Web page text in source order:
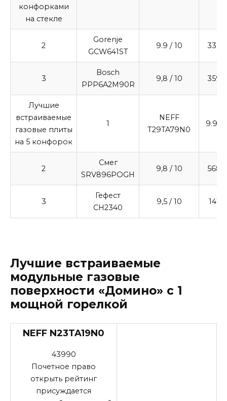
конфорками
на стекле
2
Gorenje
GCW641ST
9.9 / 10
3
Bosch
PPP6A2M90R
9,8 / 10
Лучшие
встраиваемые
газовые плиты
на 5 конфорок
1
NEFF
T29TA79N0
9.9
2
Смег
SRV896POGH
9,8 / 10
3
Гефест
CH2340
9,5/ 10
Лучшие встраиваемые
модульные газовые
поверхности «Домино» с 1
мощной горелкой
NEFF N23TA19N0
43990
Почетное право
открыть рейтинг
присуждается